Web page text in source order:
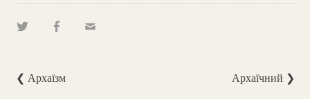
❮ Архаїзм Архаїчний ❯